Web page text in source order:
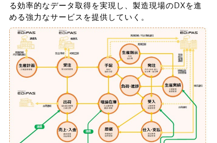
る効率的なデータ取得を実現し、製造現場のDXを進
める強力なサービスを提供していく。